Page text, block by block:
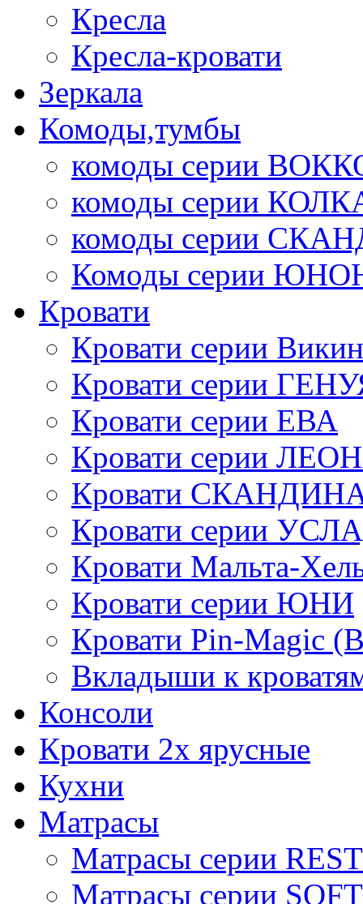
Кресла
Кресла-кровати
Зеркала
Комоды,тумбы
комоды серии
комоды серии
комоды серии
Комоды серии
Кровати
Кровати серии
Кровати серии
Кровати серии ЕВА
Кровати серии
Кровати
Кровати серии
Кровати Мальта-
Кровати серии ЮНИ
Кровати Pin-Magic
Вкладыши к
Консоли
Кровати 2х ярусные
Кухни
Матрасы
Матрасы серии REST
Матрасы серии SOFT